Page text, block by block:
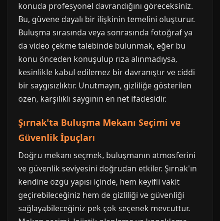
konuda profesyonel davrandığını göreceksiniz.
Bu, güvene dayalı bir ilişkinin temelini oluşturur.
Buluşma sırasında veya sonrasında fotoğraf ya
da video çekme talebinde bulunmak, eğer bu
konu önceden konuşulup rıza alınmadıysa,
kesinlikle kabul edilemez bir davranıştır ve ciddi
bir saygısızlıktır. Unutmayın, gizliliğe gösterilen
özen, karşılıklı saygının en net ifadesidir.
Şırnak'ta Buluşma Mekanı Seçimi ve
Güvenlik İpuçları
Doğru mekanı seçmek, buluşmanın atmosferini
ve güvenlik seviyesini doğrudan etkiler. Şırnak'ın
kendine özgü yapısı içinde, hem keyifli vakit
geçirebileceğiniz hem de gizliliği ve güvenliği
sağlayabileceğiniz pek çok seçenek mevcuttur.